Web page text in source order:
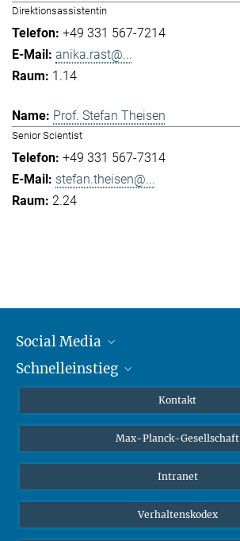
Direktionsassistentin
+49 331 567-7214
anika.rast@...
1.14
Prof. Stefan Theisen
Senior Scientist
+49 331 567-7314
stefan.theisen@...
2.24
Social Media
Mastodon
Schnelleinstieg
Schüler*innen
Öffentlichkeit
Alumnae | Alumni
Kontakt
Max-Planck-Gesellschaft
Intranet
Verhaltenskodex